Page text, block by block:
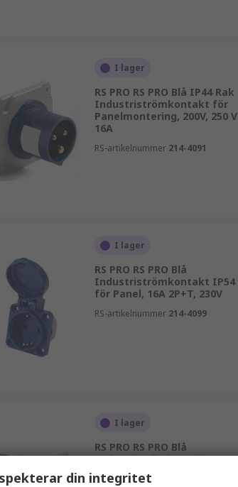
I lager
RS PRO RS PRO Blå IP44 Rak
Industriströmkontakt för
Panelmontering, 200V, 250 V
16A
RS-artikelnummer 214-4091
I lager
RS PRO RS PRO Blå
Industriströmkontakt IP54
för Panel, 16A 2P+T, 230V
RS-artikelnummer 214-4099
I lager
RS PRO RS PRO Blå
Industriströmkontakt IP44
för Kabel, 32A 2P+T, 250V
din integritet